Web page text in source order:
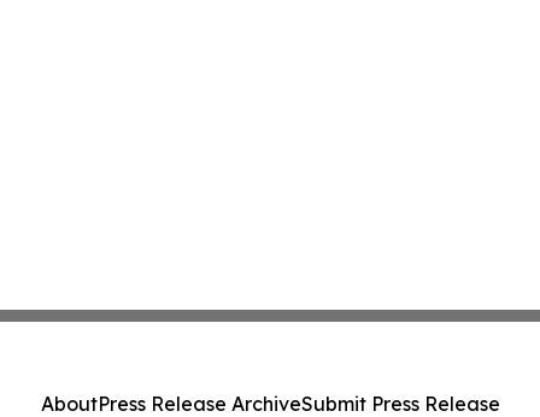
AboutPress Release ArchiveSubmit Press Release